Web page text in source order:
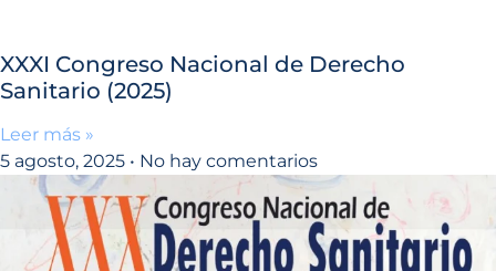
XXXI Congreso Nacional de Derecho
Sanitario (2025)
Leer más »
5 agosto, 2025
No hay comentarios